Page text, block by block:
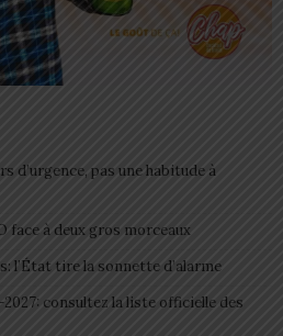
d’urgence, pas une habitude à
face à deux gros morceaux
l’État tire la sonnette d’alarme
consultez la liste officielle des